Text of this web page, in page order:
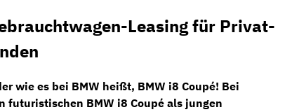
Leasing für Privat-
wie es bei BMW heißt, BMW i8 Coupé! Bei
futuristischen BMW i8 Coupé als jungen